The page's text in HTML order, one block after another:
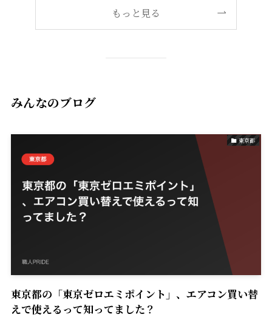
もっと見る
みんなのブログ
東京都
東京都の「東京ゼロエミポイント」、エアコン買い替
えで使えるって知ってました？